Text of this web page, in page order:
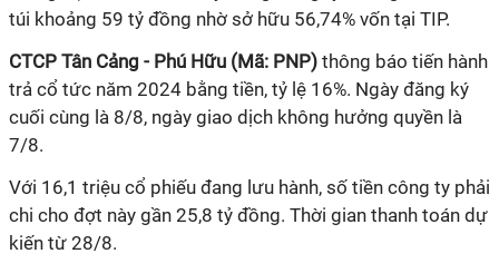
túi khoảng 59 tỷ đồng nhờ sở hữu 56,74% vốn tại TIP.
CTCP Tân Cảng - Phú Hữu (Mã: PNP) thông báo tiến hành
trả cổ tức năm 2024 bằng tiền, tỷ lệ 16%. Ngày đăng ký
cuối cùng là 8/8, ngày giao dịch không hưởng quyền là
7/8.
Với 16,1 triệu cổ phiếu đang lưu hành, số tiền công ty phải
chi cho đợt này gần 25,8 tỷ đồng. Thời gian thanh toán dự
kiến từ 28/8.